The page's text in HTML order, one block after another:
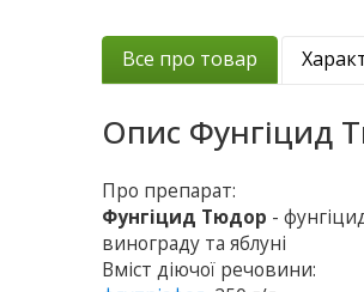
Все про товар
Опис Фунгіцид
Про препарат:
Фунгіцид Тюдор -
винограду та яблуні
Вміст діючої речовини: